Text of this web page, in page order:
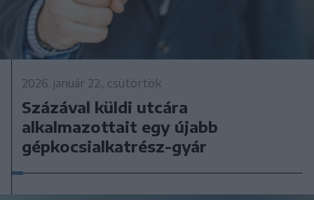
2026. január 22., csütörtök
Százával küldi utcára
alkalmazottait egy újabb
gépkocsialkatrész-gyár